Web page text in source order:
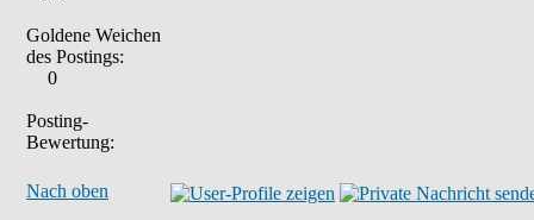
Goldene Weichen
des Postings:
0
Posting-
Bewertung:
Nach oben